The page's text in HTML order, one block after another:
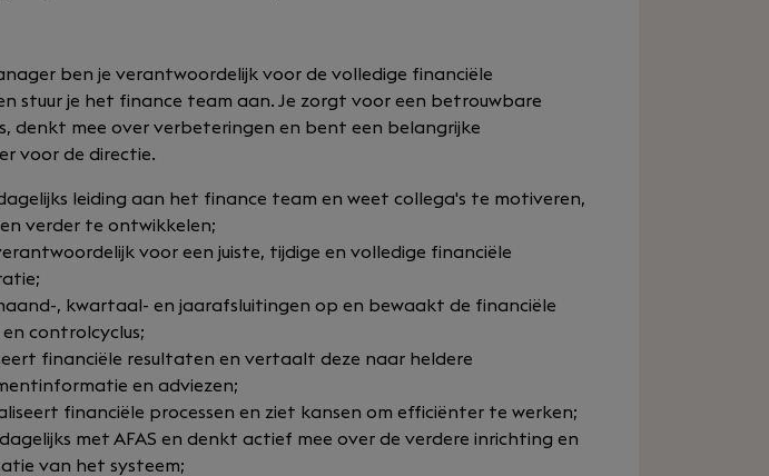
ben je verantwoordelijk voor de volledige financiële
stuur je het finance team aan. Je zorgt voor een betrouwbare
denkt mee over verbeteringen en bent een belangrijke
voor de directie.
leiding aan het finance team en weet collega's te motiveren,
verder te ontwikkelen;
voor een juiste, tijdige en volledige financiële
, kwartaal- en jaarafsluitingen op en bewaakt de financiële
controlcyclus;
financiële resultaten en vertaalt deze naar heldere
en adviezen;
financiële processen en ziet kansen om efficiënter te werken;
met AFAS en denkt actief mee over de verdere inrichting en
van het systeem;